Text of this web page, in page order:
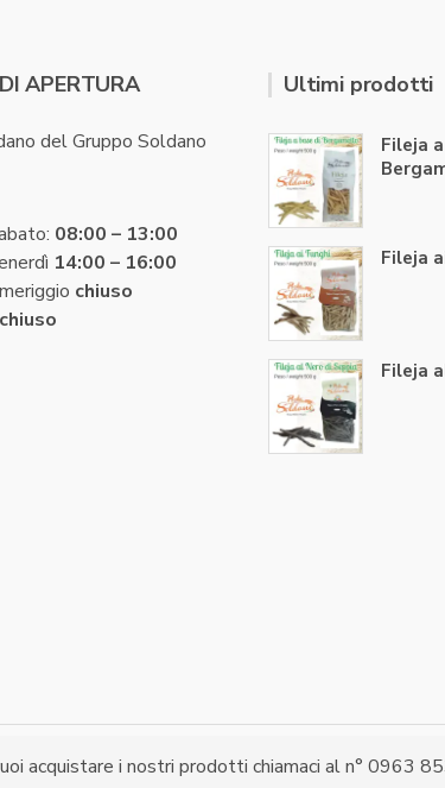
acquistare i nostri prodotti chiamaci al n° 0963
APERTURA
del Gruppo Soldano
08:00 – 13:00
14:00 – 16:00
chiuso
chiuso
Ultimi prodotti
Fileja
Fileja
Fileja
Srl - Tutti i diritti riservati.